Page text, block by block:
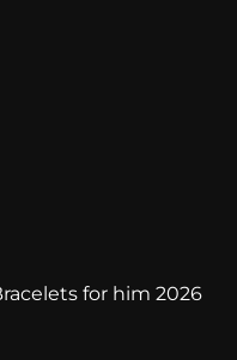
for him 2026